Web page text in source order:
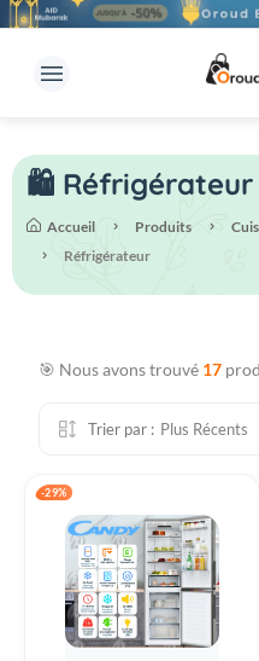
🛍️ Réfrigérateur
Accueil Produits
Réfrigérateur
🎯 Nous avons trouvé 17
Trier par : Plus Récents
-29%